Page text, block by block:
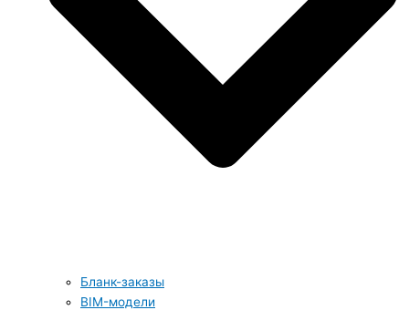
Бланк-заказы
BIM-модели